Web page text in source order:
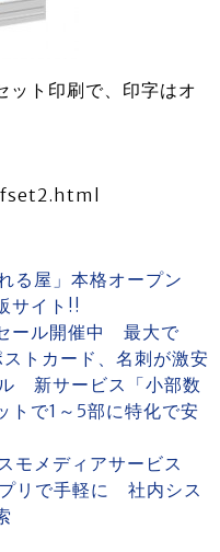
ット印刷で、印字はオ
る屋」本格オープン
サイト!!
ール開催中 最大で
トカード、名刺が激安
新サービス「小部数
トで1～5部に特化で安
モメディアサービス
リで手軽に 社内シス